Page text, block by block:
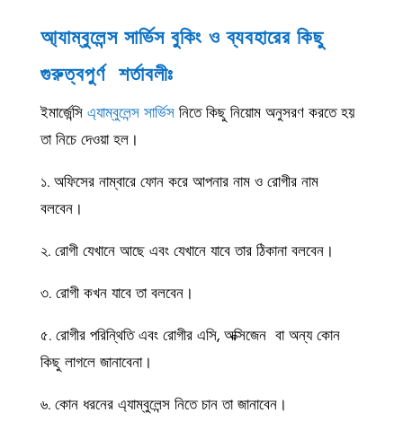
আ্যাম্বুলেন্স সার্ভিস বুকিং ও ব্যবহারের কিছু
গুরুত্বপুর্ণ শর্তাবলীঃ
ইমার্জেন্সি এ্যাম্বুলেন্স সার্ভিসনিতে কিছু নিয়োম অনুসরণ করতে হয়
তা নিচে দেওয়া হল।
১. অফিসের নাম্বারে ফোন করে আপনার নাম ও রোগীর নাম
বলবেন।
২. রোগী যেখানে আছে এবং যেখানে যাবে তার ঠিকানা বলবেন।
৩. রোগী কখন যাবে তা বলবেন।
৫. রোগীর পরিন্থিতি এবং রোগীর এসি, অক্সিজেন বা অন্য কোন
কিছু লাগলে জানাবেনা।
৬. কোন ধরনের এ্যাম্বুলেন্স নিতে চান তা জানাবেন।